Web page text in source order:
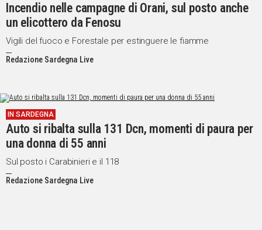
Incendio nelle campagne di Orani, sul posto anche
un elicottero da Fenosu
Vigili del fuoco e Forestale per estinguere le fiamme
Redazione Sardegna Live
IN SARDEGNA
Auto si ribalta sulla 131 Dcn, momenti di paura per
una donna di 55 anni
Sul posto i Carabinieri e il 118
Redazione Sardegna Live